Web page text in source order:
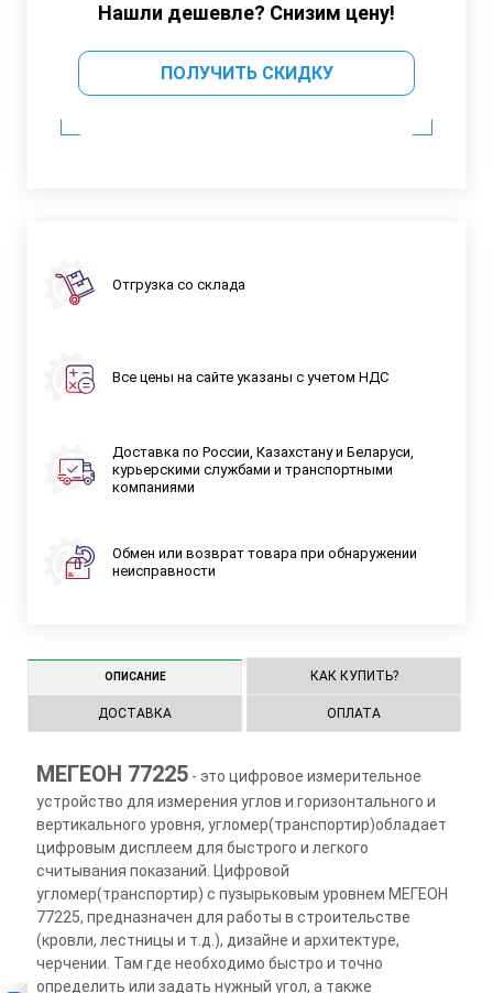
Нашли дешевле? Снизим цену!
ПОЛУЧИТЬ СКИДКУ
Отгрузка со склада
Все цены на сайте указаны с учетом НДС
Доставка по России, Казахстану и Беларуси,
курьерскими службами и транспортными
компаниями
Обмен или возврат товара при обнаружении
неисправности
ОПИСАНИЕ КАК КУПИТЬ?
ДОСТАВКА ОПЛАТА
МЕГЕОН 77225- это цифровое измерительное
устройство для измерения углов и горизонтального и
вертикального уровня, угломер(транспортир)обладает
цифровым дисплеем для быстрого и легкого
считывания показаний. Цифровой
угломер(транспортир) с пузырьковым уровнем МЕГЕОН
77225, предназначен для работы в строительстве
(кровли, лестницы и т.д.), дизайне и архитектуре,
черчении. Там где необходимо быстро и точно
определить или задать нужный угол, а также